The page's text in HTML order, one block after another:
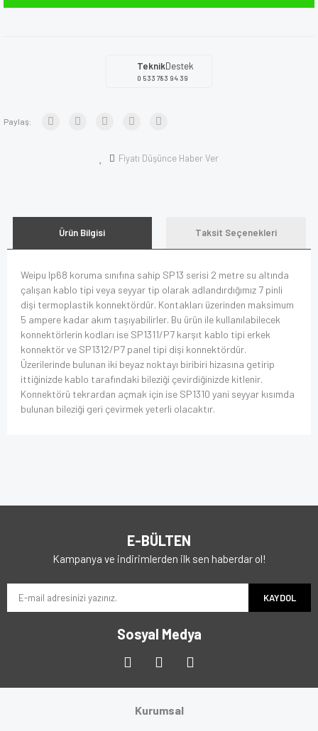
TeknikDestek
0 533 783 94 39
Paylaş:
Fiyatı Düşünce Haber Ver
Ürün Bilgisi Taksit Seçenekleri
Weipu Ip68 koruma sınıfına sahip SP13 serisi 2 metre su altında
çalışan kablo tipi veya seyyar tip olarak adlandırdığımız 7 pinli
dişi termoplastik konnektördür. Kontakları üzerinden maksimum
5 ampere kadar akım taşıyabilirler. Bu ürün ile kullanılabilecek
konnektörlerin kodları ise SP1311/P7 karşıt kablo tipi erkek
konnektör ve SP1312/P7 panel tipi dişi konnektördür.
Üzerilerinde bulunan iki beyaz noktayı biribiri hizasına getirip
ittiğinizde kablo tarafındaki bileziği çevirdiğinizde kitlenir.
Konnektörü tekrardan açmak için ise SP1310 yani seyyar kısımda
bulunan bileziği geri çevirmek yeterli olacaktır.
E-BÜLTEN
Kampanya ve indirimlerden ilk sen haberdar ol!
KAYDOL
Sosyal Medya
Kurumsal